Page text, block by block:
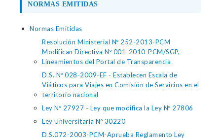
NORMAS EMITIDAS
Normas Emitidas
Resolución Ministerial Nº 252-2013-PCM
Modifican Directiva Nº 001-2010-PCM/SGP,
Lineamientos del Portal de Transparencia
D.S. Nº 028-2009-EF - Establecen Escala de
Viáticos para Viajes en Comisión de Servicios en el
territorio nacional
Ley Nº 27927 - Ley que modifica la Ley Nº 27806
Ley Universitaria Nº 30220
D.S.072-2003-PCM-Aprueba Reglamento Ley